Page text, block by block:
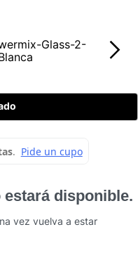
la tienes a un botón.
estará disponible.
vez vuelva a estar